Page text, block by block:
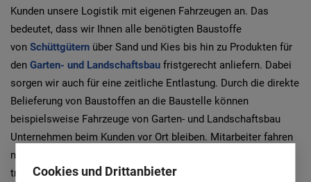
Cookies und Drittanbieter
Kunden unsere Logistik mit eigenen Fahrzeugen an. Das
bedeutet, dass wir Ihnen alle benötigten Baustoffe
von Schüttgütern über Sand und Kies bis hin zu Produkten für
den Garten- und Landschaftsbau fristgerecht anliefern. Dabei
sorgen wir auch für eine zeitliche Entlastung. Durch die direkte
Belieferung von Baustoffen an die Baustelle können
beispielsweise Fahrzeuge von Garten- und Landschaftsbau
Unternehmen beim Kunden vor Ort bleiben. Mitarbeiter fahren
nicht durch die Gegend, um Baumaterialien abzuholen und zu
transportieren, sondern kümmern sich um die eigentlichen